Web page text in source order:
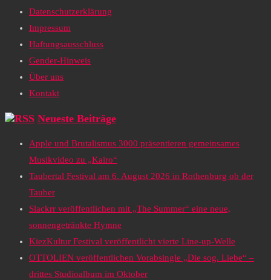
Datenschutzerklärung
Impressum
Haftungsausschluss
Gender-Hinweis
Über uns
Kontakt
Neueste Beiträge
Apple und Brutalismus 3000 präsentieren gemeinsames
Musikvideo zu „Kairo“
Taubertal Festival am 6. August 2026 in Rothenburg ob der
Tauber
Slackrr veröffentlichen mit „The Summer“ eine neue,
sonnengetränkte Hymne
KiezKultur Festival veröffentlicht vierte Line-up-Welle
OTTOLIEN veröffentlichen Vorabsingle „Die sog. Liebe“ –
drittes Studioalbum im Oktober